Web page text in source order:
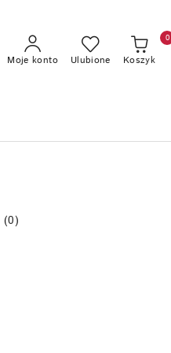
Moje konto Ulubione Koszyk
0
(0)